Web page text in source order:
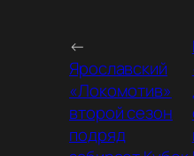
←
Ярославский
«Локомотив»
второй сезон
подряд